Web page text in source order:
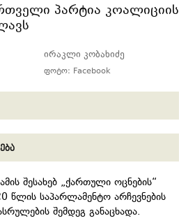
პარტია კოალიციის
ირაკლი კობახიძე
ფოტო: Facebook
შესახებ „ქართული ოცნების“
წლის საპარლამენტო არჩევნების
შემდეგ განაცხადა.